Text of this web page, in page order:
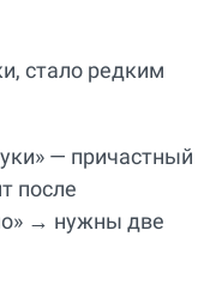
стало редким
— причастный
после
→ нужны две